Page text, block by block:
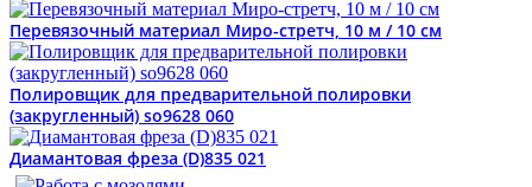
Перевязочный материал Миро-стретч, 10 м / 10 см
Полировщик для предварительной полировки
(закругленный) so9628 060
Диамантовая фреза (D)835 021